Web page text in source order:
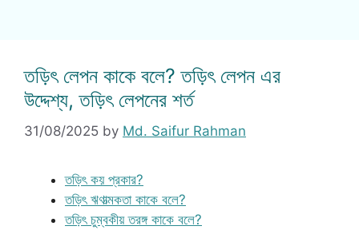
তড়িৎ লেপন কাকে বলে? তড়িৎ লেপন এর
উদ্দেশ্য, তড়িৎ লেপনের শর্ত
31/08/2025 by Md. Saifur Rahman
তড়িৎ কয় প্রকার?
তড়িৎ ঋণাত্মকতা কাকে বলে?
তড়িৎ চুম্বকীয় তরঙ্গ কাকে বলে?